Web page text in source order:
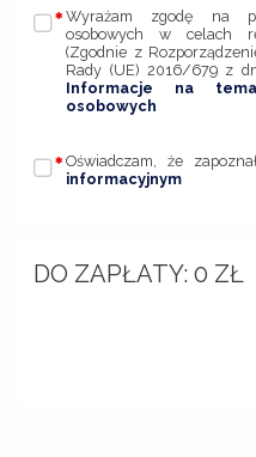
Wyrażam zgodę na
osobowych w celach
(Zgodnie z
Rady (UE) 2016/679 z
Informacje na
osobowych
Oświadczam, że
informacyjnym
DO ZAPŁATY: 0 ZŁ